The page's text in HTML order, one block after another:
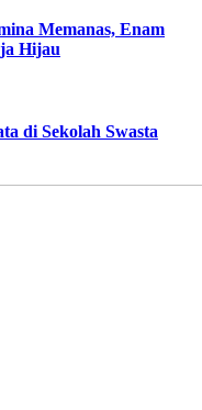
Memanas, Enam
Hijau
di Sekolah Swasta